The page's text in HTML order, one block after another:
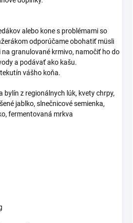
alebo kone s problémami so
odporúčame obohatiť müsli
granulované krmivo, namočiť ho do
a podávať ako kašu.
vášho koňa.
bylín z regionálnych lúk, kvety chrpy,
jablko, slnečnicové semienka,
fermentovaná mrkva